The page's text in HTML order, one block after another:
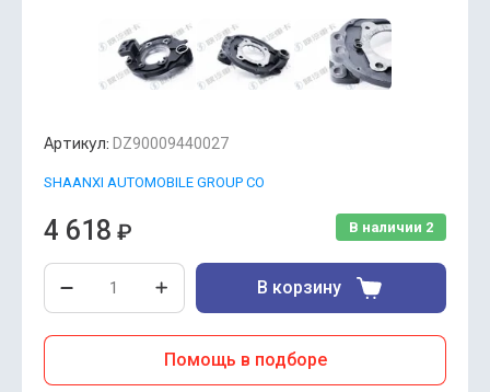
Артикул: DZ90009440027
SHAANXI AUTOMOBILE GROUP CO
В наличии 2
4 618 ₽
В корзину
Помощь в подборе